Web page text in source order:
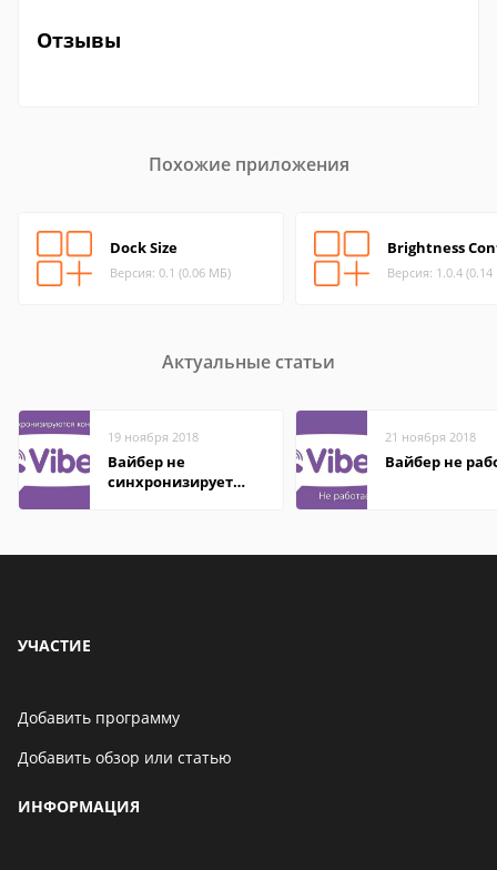
Отзывы
Похожие приложения
Dock Size
Версия: 0.1 (0.06 МБ)
Brightness
Версия: 1.0.4
Актуальные статьи
19 ноября 2018
Вайбер не
синхронизирует
21 ноября 2018
Вайбер не
УЧАСТИЕ
Добавить программу
Добавить обзор или статью
ИНФОРМАЦИЯ